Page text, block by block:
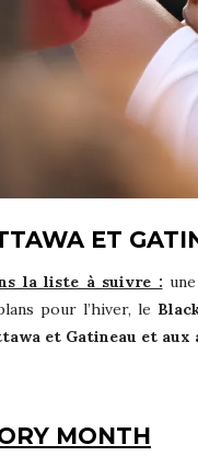
ET
la liste à suivre :
pour l’hiver, le
et Gatineau et aux
MONTH